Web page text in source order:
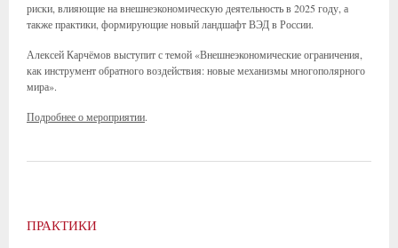
риски, влияющие на внешнеэкономическую деятельность в 2025 году, а
также практики, формирующие новый ландшафт ВЭД в России.
Алексей Карчёмов выступит с темой «Внешнеэкономические ограничения,
как инструмент обратного воздействия: новые механизмы многополярного
мира».
Подробнее о мероприятии.
ПРАКТИКИ